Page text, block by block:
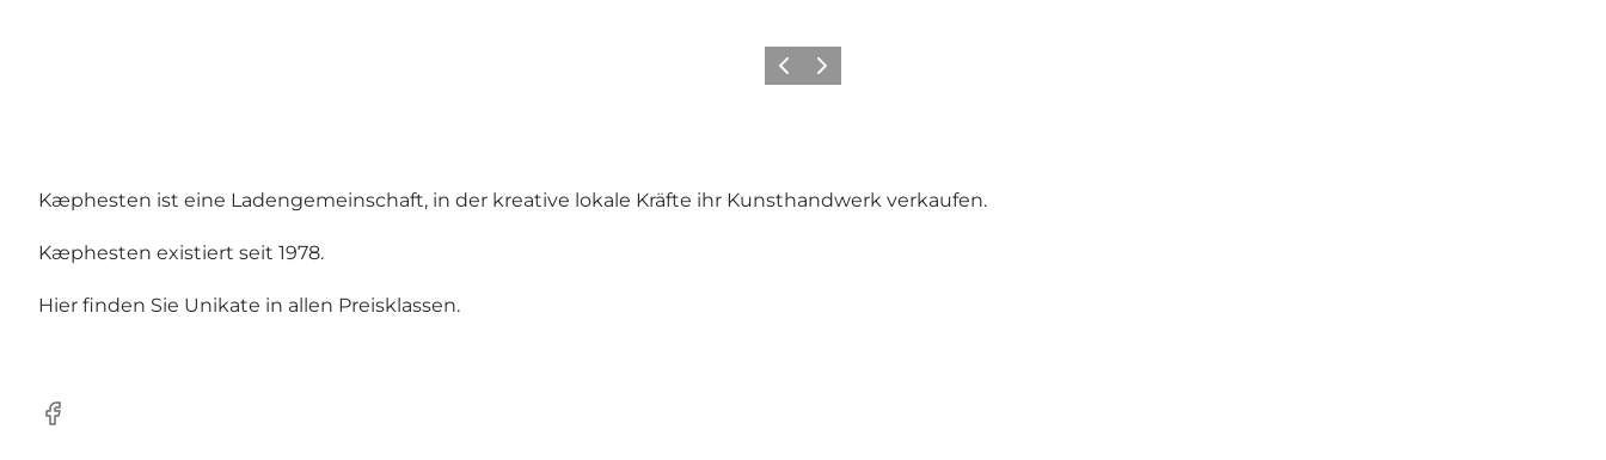
ZurückWeiter
Kæphesten ist eine Ladengemeinschaft, in der kreative lokale Kräfte ihr Kunsthandwerk verkaufen.
Kæphesten existiert seit 1978.
Hier finden Sie Unikate in allen Preisklassen.
Facebook